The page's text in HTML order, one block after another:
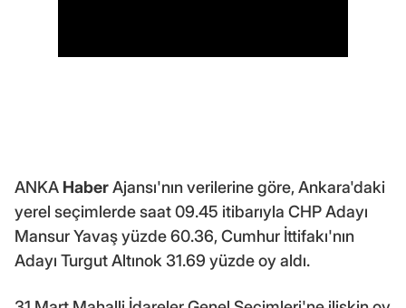
ANKA HaberAjansı'nın verilerine göre, Ankara'daki
yerel seçimlerde saat 09.45 itibarıyla CHP Adayı
Mansur Yavaş yüzde 60.36, Cumhur İttifakı'nın
Adayı Turgut Altınok 31.69 yüzde oy aldı.